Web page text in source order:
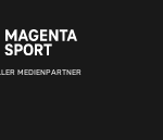
MEDIENPARTNER